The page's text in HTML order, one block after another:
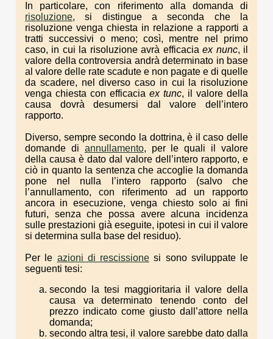
In particolare, con riferimento alla domanda di
risoluzione, si distingue a seconda che la
risoluzione venga chiesta in relazione a rapporti a
tratti successivi o meno; così, mentre nel primo
caso, in cui la risoluzione avrà efficaciaex nunc, il
valore della controversia andrà determinato in base
al valore delle rate scadute e non pagate e di quelle
da scadere, nel diverso caso in cui la risoluzione
venga chiesta con efficacia ex tunc, il valore della
causa dovrà desumersi dal valore dell’intero
rapporto.
Diverso, sempre secondo la dottrina, è il caso delle
domande di annullamento, per le quali il valore
della causa è dato dal valore dell’intero rapporto, e
ciò in quanto la sentenza che accoglie la domanda
pone nel nulla l’intero rapporto (salvo che
l’annullamento, con riferimento ad un rapporto
ancora in esecuzione, venga chiesto solo ai fini
futuri, senza che possa avere alcuna incidenza
sulle prestazioni già eseguite, ipotesi in cui il valore
si determina sulla base del residuo).
Per le azioni di rescissione si sono sviluppate le
seguenti tesi:
secondo la tesi maggioritaria il valore della
causa va determinato tenendo conto del
prezzo indicato come giusto dall’attore nella
domanda;
secondo altra tesi, il valore sarebbe dato dalla